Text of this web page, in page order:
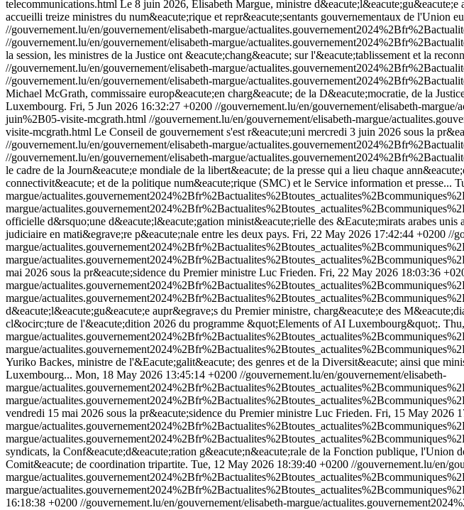
telecommunications.html Le 8 juin 2026, Elisabeth Margue, ministre
accueilli treize ministres du num&eacute;rique et repr&eacute;sentants gouvernementaux de l'Union
//gouvernement.lu/en/gouvernement/elisabeth-margue/
//gouvernement.lu/en/gouvernement/elisabeth-margue/
la session, les ministres de la Justice ont &eacute;chang&eacute; sur l'&eacute;tablissement et la
//gouvernement.lu/en/gouvernement/elisabeth-margue/
//gouvernement.lu/en/gouvernement/elisabeth-margue/
Michael McGrath, commissaire europ&eacute;en charg&eacute; de la D&eacute;mocratie, de la
Luxembourg. Fri, 5 Jun 2026 16:32:27 +0200 //gouvernement.lu/en/gouvernement/elisabeth-
juin%2B05-visite-mcgrath.html //gouvernement.lu/en/gouvernement/elisabeth-margue/
visite-mcgrath.html Le Conseil de gouvernement s'est r&eacute;uni mercredi 3 juin 2026 sous la
//gouvernement.lu/en/gouvernement/elisabeth-margue/
//gouvernement.lu/en/gouvernement/elisabeth-margue/
le cadre de la Journ&eacute;e mondiale de la libert&eacute; de la presse qui a lieu chaque
connectivit&eacute; et de la politique num&eacute;rique (SMC) et le Service information et presse...
margue/
margue/
officielle d&rsquo;une d&eacute;l&eacute;gation minist&eacute;rielle des &Eacute;mirats arabes
judiciaire en mati&egrave;re p&eacute;nale entre les deux pays. Fri, 22 May 2026 17:42:44 +0200 //
margue/
margue/
mai 2026 sous la pr&eacute;sidence du Premier ministre Luc Frieden. Fri, 22 May 2026 18:03:36
margue/
margue/
d&eacute;l&eacute;gu&eacute;e aupr&egrave;s du Premier ministre, charg&eacute;e des
cl&ocirc;ture de l'&eacute;dition 2026 du programme &quot;Elements of AI Luxembourg&quot;.
margue/
margue/
Yuriko Backes, ministre de l'&Eacute;galit&eacute; des genres et de la Diversit&eacute; ainsi que
Luxembourg... Mon, 18 May 2026 13:45:14 +0200 //gouvernement.lu/en/gouvernement/elisabeth-
margue/
margue/
vendredi 15 mai 2026 sous la pr&eacute;sidence du Premier ministre Luc Frieden. Fri, 15 May 2026
margue/
margue/
syndicats, la Conf&eacute;d&eacute;ration g&eacute;n&eacute;rale de la Fonction publique, l'Union
Comit&eacute; de coordination tripartite. Tue, 12 May 2026 18:39:40 +0200 //gouvernement.lu/en/
margue/
margue/
16:18:38 +0200 //gouvernement.lu/en/gouvernement/elisabeth-margue/